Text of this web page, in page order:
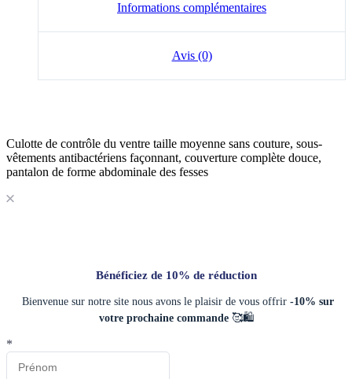
Informations complémentaires
Avis (0)
Culotte de contrôle du ventre taille moyenne sans couture, sous-
vêtements antibactériens façonnant, couverture complète douce,
pantalon de forme abdominale des fesses
Bénéficiez de 10% de réduction
Bienvenue sur notre site nous avons le plaisir de vous offrir -10% sur
votre prochaine commande🥰🛍️
*